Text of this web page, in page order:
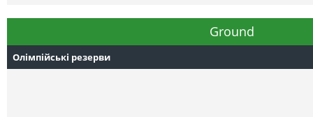
Ground
Олімпійські резерви